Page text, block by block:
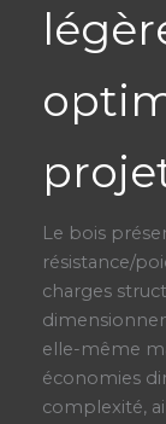
Le bois
résistance/
charges
elle-même
économies
complexité,